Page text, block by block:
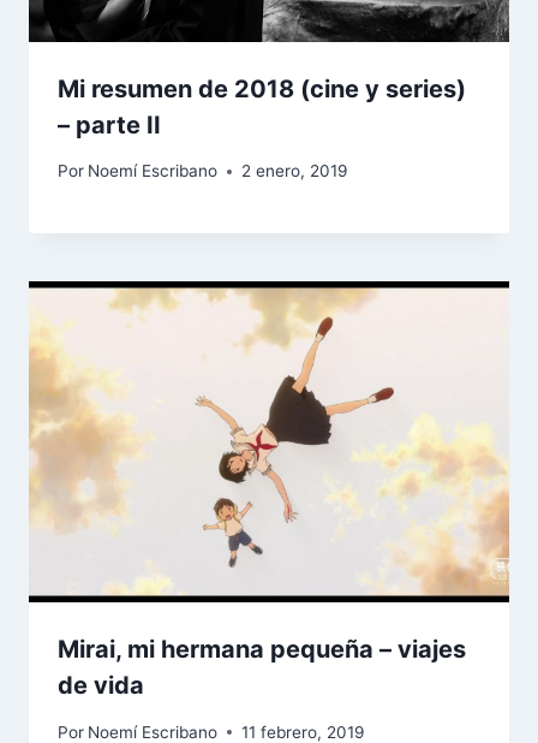
Mi resumen de 2018 (cine y series)
– parte II
Por Noemí Escribano 2 enero, 2019
Mirai, mi hermana pequeña – viajes
de vida
Por Noemí Escribano 11 febrero, 2019